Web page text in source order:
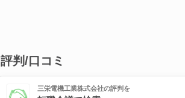
評判/口コミ
三栄電機工業株式会社の評判を